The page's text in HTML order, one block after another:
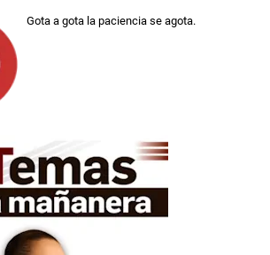
Gota a gota la paciencia se agota.